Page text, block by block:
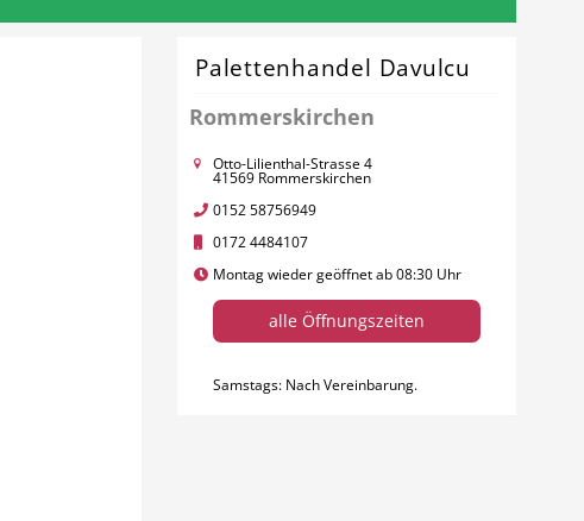
Palettenhandel Davulcu
Rommerskirchen
Otto-Lilienthal-Strasse 4
41569 Rommerskirchen
0152 58756949
0172 4484107
Montag wieder geöffnet ab 08:30 Uhr
alle Öffnungszeiten
Samstags: Nach Vereinbarung.